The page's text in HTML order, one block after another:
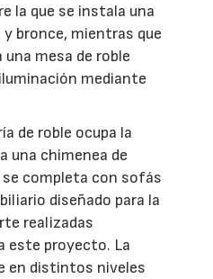
la que se instala una
bronce, mientras que
mesa de roble
mediante
de roble ocupa la
una chimenea de
completa con sofás
diseñado para la
realizadas
este proyecto. La
en distintos niveles